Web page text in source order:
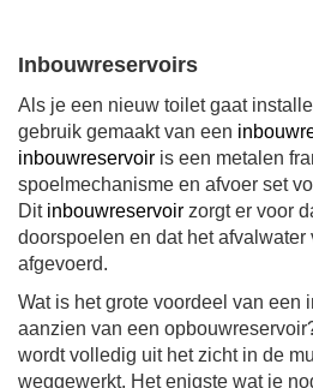
Inbouwreservoirs
Als je een nieuw toilet gaat
gebruik gemaakt van een
inbouwreservoir is een metalen
spoelmechanisme en afvoer set
Dit inbouwreservoir zorgt er voor
doorspoelen en dat het
afgevoerd.
Wat is het grote voordeel van een
aanzien van een
wordt volledig uit het zicht in de
weggewerkt. Het enigste wat je